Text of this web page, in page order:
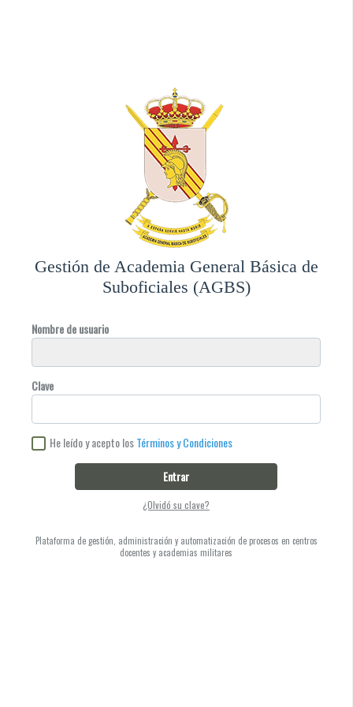
Gestión de Academia General Básica de
Suboficiales (AGBS)
Nombre de usuario
Clave
He leído y acepto losTérminos y Condiciones
Entrar
¿Olvidó su clave?
Plataforma de gestión, administración y automatización de procesos en centros
docentes y academias militares